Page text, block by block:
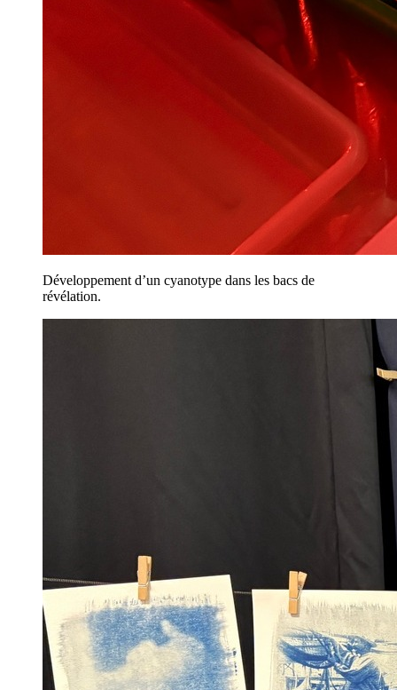
Développement d’un cyanotype dans les bacs de
révélation.